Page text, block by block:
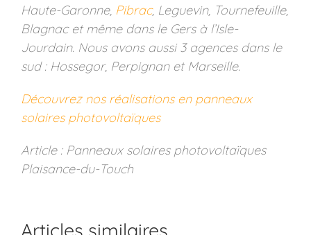
Haute-Garonne, Pibrac, Leguevin, Tournefeuille,
Blagnac et même dans le Gers à l’Isle-
Jourdain. Nous avons aussi 3 agences dans le
sud : Hossegor, Perpignan et Marseille.
Découvrez nos réalisations en panneaux
solaires photovoltaïques
Article : Panneaux solaires photovoltaïques
Plaisance-du-Touch
Articles similaires